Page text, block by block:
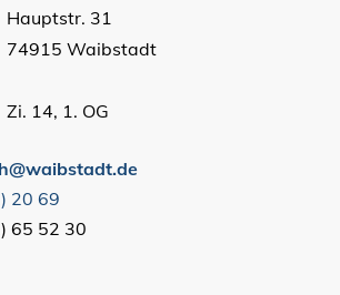
Hauptstr. 31
74915 Waibstadt
Zi. 14, 1. OG
20 69
65 52 30